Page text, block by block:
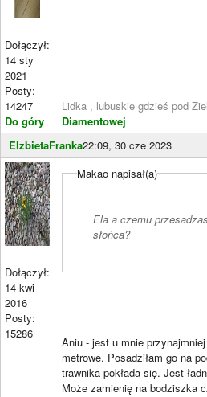
Dołączył:
14 sty
2021
Posty:
14247
Do góry
Lidka , lubuskie gdzieś pod
Diamentowej
ElzbietaFranka22:09, 30 cze 2023
Dołączył:
14 kwi
2016
Posty:
15286
Makao napisał(a)
Ela a czemu
słońca?
Aniu - jest u mnie
metrowe. Posadziłam go na
trawnika pokłada się. Jest
Może zamienię na bodziszka